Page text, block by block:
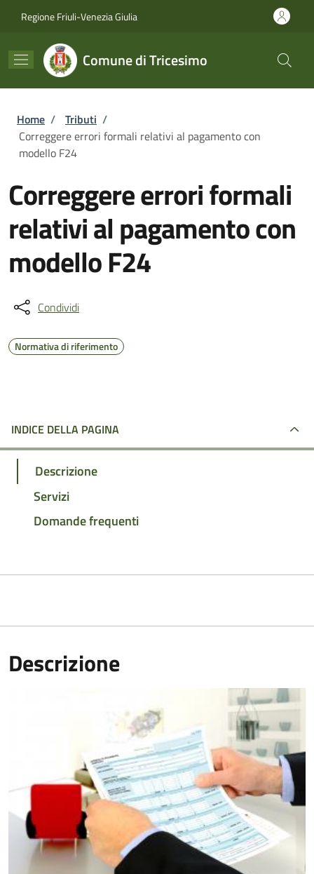
Regione Friuli-Venezia Giulia
Comune di Tricesimo
Briciole di pane
Home / Tributi /
Correggere errori formali relativi al pagamento con
modello F24
Correggere errori formali
relativi al pagamento con
modello F24
Condividi
Normativa di riferimento
INDICE DELLA PAGINA
Descrizione
Servizi
Domande frequenti
Descrizione